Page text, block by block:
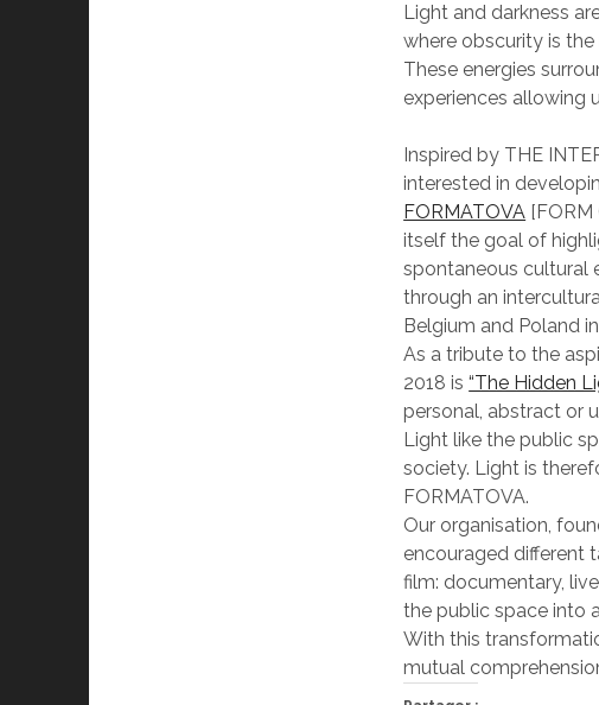
Light and darkness
where obscurity is
These energies
experiences allowing
Inspired by THE
interested in
FORMATOVA
itself the goal of
spontaneous cultural
through an
Belgium and Poland
As a tribute to the
2018 is“The Hidden
personal, abstract or
Light like the public
society. Light is
FORMATOVA.
Our organisation,
encouraged different
film: documentary,
the public space into
With this
mutual